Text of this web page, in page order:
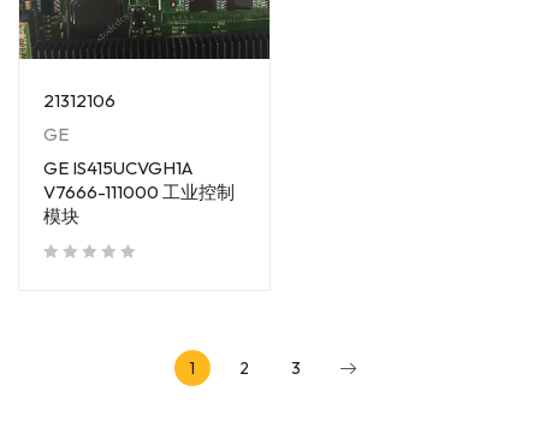
21312106
GE
GE IS415UCVGH1A
V7666-111000 工业控制
模块
1 2 3